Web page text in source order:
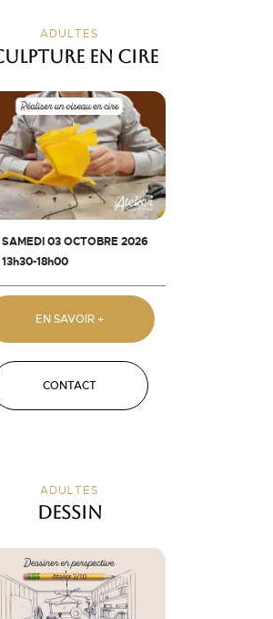
ADULTES
en cire
SAMEDI 03 OCTOBRE 2026
13h30-18h00
EN SAVOIR +
CONTACT
ADULTES
Dessin